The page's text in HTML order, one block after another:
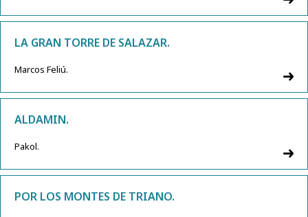
LA GRAN TORRE DE SALAZAR.
Marcos Feliú.
ALDAMIN.
Pakol.
POR LOS MONTES DE TRIANO.